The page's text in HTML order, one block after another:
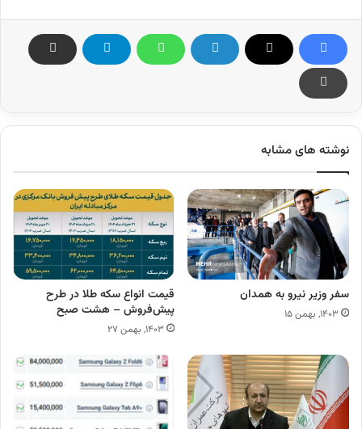
نوشته های مشابه
سفر وزیر نیرو به همدان
۱۴۰۳, بهمن ۱۵
قیمت انواع سکه طلا در طرح
پیش‌فروش – هشت صبح
۱۴۰۳, بهمن ۲۷